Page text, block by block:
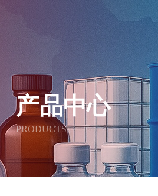
产品中心
PRODUCTS